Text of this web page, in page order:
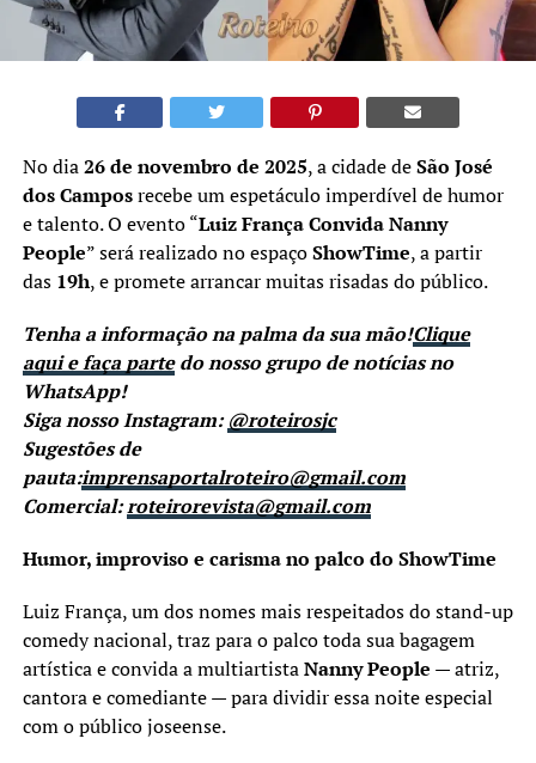
No dia26 de novembro de 2025, a cidade deSão José
dos Camposrecebe um espetáculo imperdível de humor
e talento. O evento “Luiz França Convida Nanny
People” será realizado no espaçoShowTime, a partir
das 19h, e promete arrancar muitas risadas do público.
Tenha a informação na palma da sua mão!Clique
aqui e faça partedo nosso grupo de notícias no
WhatsApp!
Siga nosso Instagram:@roteirosjc
Sugestões de
pauta:imprensaportalroteiro@gmail.com
Comercial:roteirorevista@gmail.com
Humor, improviso e carisma no palco do ShowTime
Luiz França, um dos nomes mais respeitados do stand-up
comedy nacional, traz para o palco toda sua bagagem
artística e convida a multiartistaNanny People — atriz,
cantora e comediante — para dividir essa noite especial
com o público joseense.